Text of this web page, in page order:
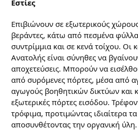
Εστίες
Επιβιώνουν σε εξωτερικούς
βεράντες, κάτω από πεσμένα
συντρίμμια και σε κενά τοίχου. Οι
Ανατολής είναι σύνηθες να
αποχετεύσεις. Μπορούν να
από συρόμενες πόρτες, μέσα από
αγωγούς βοηθητικών δικτύων και
εξωτερικές πόρτες εισόδου.
τρόφιμα, προτιμώντας ιδιαίτερα
αποσυνθέτοντας την οργανική